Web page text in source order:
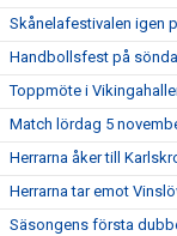
Skånelafestivalen igen
Handbollsfest på
Toppmöte i
Match lördag 5
Herrarna åker till
Herrarna tar emot
Säsongens första